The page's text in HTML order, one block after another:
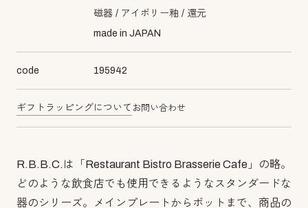
磁器 アイボリー釉
還元
made in JAPAN
code 195942
ギフトラッピングについて お問い合わせ
R.B.B.C.は「Restaurant Bistro Brasserie Cafe」の略。
どのような飲食店でも使用できるようなスタンダードな
器のシリーズ。メインプレートからポットまで、商品の